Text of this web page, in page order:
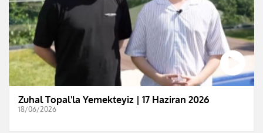
Zuhal Topal'la Yemekteyiz | 17 Haziran 2026
18/06/2026